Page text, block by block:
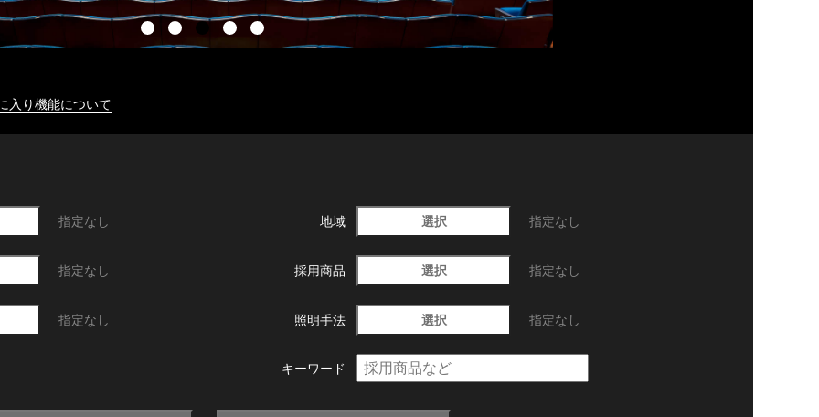
入り機能について
指定なし 地域 選択 指定なし
指定なし 採用商品 選択 指定なし
指定なし 照明手法 選択 指定なし
キーワード